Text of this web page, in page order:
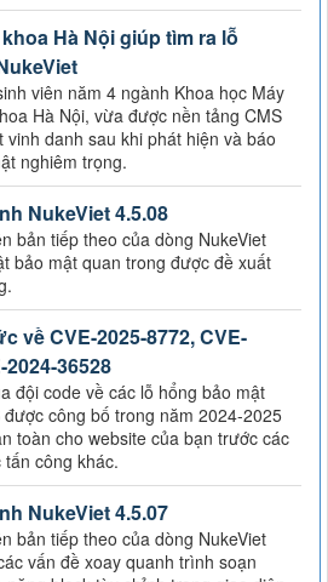
Hà Nội giúp tìm ra lỗ
viên năm 4 ngành Khoa học Máy
Hà Nội, vừa được nền tảng CMS
vinh danh sau khi phát hiện và báo
nghiêm trọng.
NukeViet 4.5.08
bản tiếp theo của dòng NukeViet
bảo mật quan trong được đề xuất
về CVE-2025-8772, CVE-
2024-36528
đội code về các lỗ hổng bảo mật
được công bố trong năm 2024-2025
toàn cho website của bạn trước các
công khác.
NukeViet 4.5.07
bản tiếp theo của dòng NukeViet
vấn đề xoay quanh trình soạn